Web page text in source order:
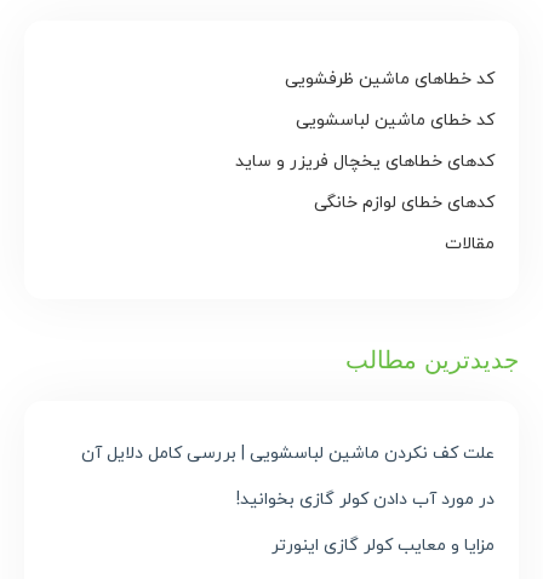
کد خطاهای ماشین ظرفشویی
کد خطای ماشین لباسشویی
کدهای خطاهای یخچال فریزر و ساید
کدهای خطای لوازم خانگی
مقالات
جدیدترین مطالب
علت کف نکردن ماشین لباسشویی | بررسی کامل دلایل آن
در مورد آب دادن کولر گازی بخوانید!
مزایا و معایب کولر گازی اینورتر